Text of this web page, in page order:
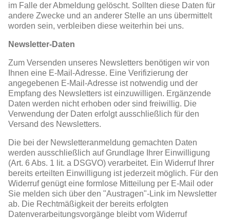
im Falle der Abmeldung gelöscht. Sollten diese Daten für
andere Zwecke und an anderer Stelle an uns übermittelt
worden sein, verbleiben diese weiterhin bei uns.
Newsletter-Daten
Zum Versenden unseres Newsletters benötigen wir von
Ihnen eine E-Mail-Adresse. Eine Verifizierung der
angegebenen E-Mail-Adresse ist notwendig und der
Empfang des Newsletters ist einzuwilligen. Ergänzende
Daten werden nicht erhoben oder sind freiwillig. Die
Verwendung der Daten erfolgt ausschließlich für den
Versand des Newsletters.
Die bei der Newsletteranmeldung gemachten Daten
werden ausschließlich auf Grundlage Ihrer Einwilligung
(Art. 6 Abs. 1 lit. a DSGVO) verarbeitet. Ein Widerruf Ihrer
bereits erteilten Einwilligung ist jederzeit möglich. Für den
Widerruf genügt eine formlose Mitteilung per E-Mail oder
Sie melden sich über den "Austragen"-Link im Newsletter
ab. Die Rechtmäßigkeit der bereits erfolgten
Datenverarbeitungsvorgänge bleibt vom Widerruf